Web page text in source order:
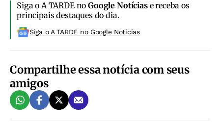
Siga o A TARDE noGoogle Notíciase receba os
principais destaques do dia.
Siga o A TARDE no Google Noticias
Compartilhe essa notícia com seus
amigos